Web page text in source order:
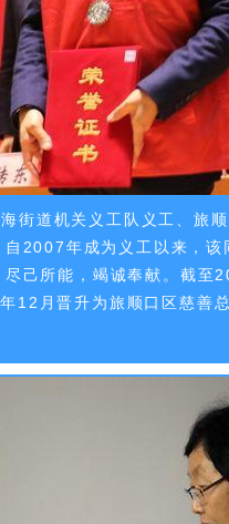
街道机关义工队义工、旅
2007年成为义工以来，
己所能，竭诚奉献。截至
12月晋升为旅顺口区慈善总